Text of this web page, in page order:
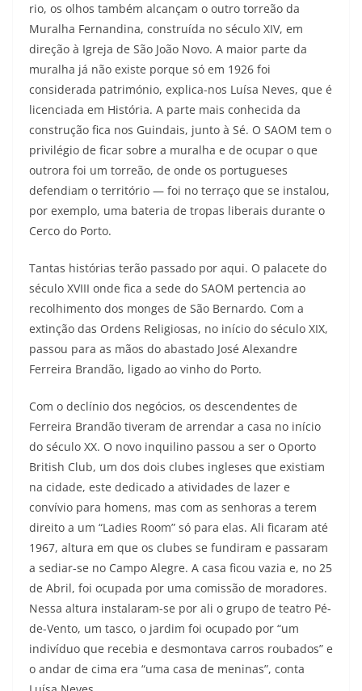
rio, os olhos também alcançam o outro torreão da
Muralha Fernandina, construída no século XIV, em
direção à Igreja de São João Novo. A maior parte da
muralha já não existe porque só em 1926 foi
considerada património, explica-nos Luísa Neves, que é
licenciada em História. A parte mais conhecida da
construção fica nos Guindais, junto à Sé. O SAOM tem o
privilégio de ficar sobre a muralha e de ocupar o que
outrora foi um torreão, de onde os portugueses
defendiam o território — foi no terraço que se instalou,
por exemplo, uma bateria de tropas liberais durante o
Cerco do Porto.
Tantas histórias terão passado por aqui. O palacete do
século XVIII onde fica a sede do SAOM pertencia ao
recolhimento dos monges de São Bernardo. Com a
extinção das Ordens Religiosas, no início do século XIX,
passou para as mãos do abastado José Alexandre
Ferreira Brandão, ligado ao vinho do Porto.
Com o declínio dos negócios, os descendentes de
Ferreira Brandão tiveram de arrendar a casa no início
do século XX. O novo inquilino passou a ser o Oporto
British Club, um dos dois clubes ingleses que existiam
na cidade, este dedicado a atividades de lazer e
convívio para homens, mas com as senhoras a terem
direito a um “Ladies Room” só para elas. Ali ficaram até
1967, altura em que os clubes se fundiram e passaram
a sediar-se no Campo Alegre. A casa ficou vazia e, no 25
de Abril, foi ocupada por uma comissão de moradores.
Nessa altura instalaram-se por ali o grupo de teatro Pé-
de-Vento, um tasco, o jardim foi ocupado por “um
indivíduo que recebia e desmontava carros roubados” e
o andar de cima era “uma casa de meninas”, conta